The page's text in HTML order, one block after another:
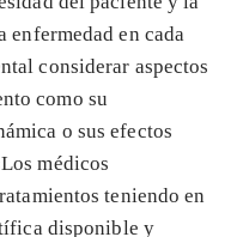
enfermedad en cada
considerar aspectos
como su
o sus efectos
médicos
teniendo en
disponible y